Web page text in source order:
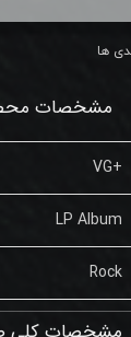
ها
مشخصات
+VG
LP Album
Rock